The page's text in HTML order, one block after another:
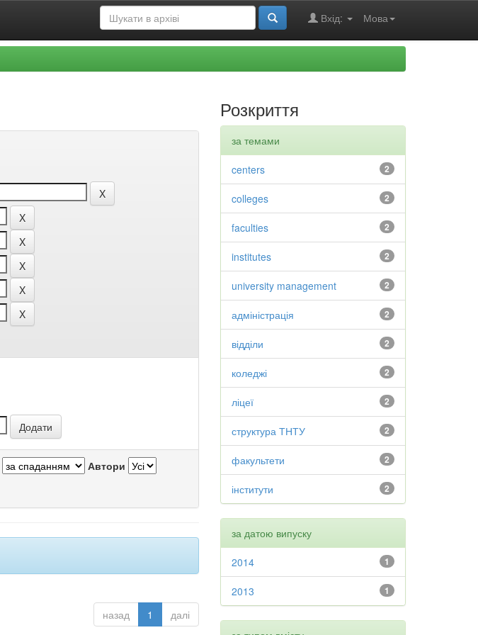
Мова
Вхід:
Автори
назад 1 далі
Розкриття
за темами
2
centers
2
colleges
2
faculties
2
institutes
2
university management
2
адміністрація
2
відділи
2
коледжі
2
ліцеї
2
структура ТНТУ
2
факультети
2
інститути
за датою випуску
1
2014
1
2013